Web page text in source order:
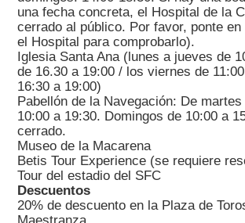
una fecha concreta, el Hospital de la
cerrado al público. Por favor, ponte
el Hospital para comprobarlo).
Iglesia Santa Ana (lunes a jueves de
de 16.30 a 19:00 / los viernes de
16:30 a 19:00)
Pabellón de la Navegación: De
10:00 a 19:30. Domingos de 10:00 a
cerrado.
Museo de la Macarena
Betis Tour Experience (se requiere
Tour del estadio del SFC
Descuentos
20% de descuento en la Plaza de
Maestranza